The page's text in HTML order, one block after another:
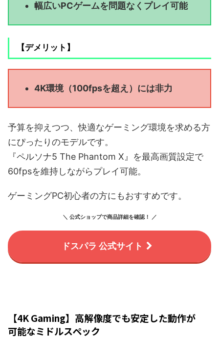
幅広いPCゲームを問題なくプレイ可能
【デメリット】
4K環境（100fpsを超え）には非力
予算を抑えつつ、快適なゲーミング環境を求める方
にぴったりのモデルです。
『ペルソナ5 The Phantom X』を最高画質設定で
60fpsを維持しながらプレイ可能。
ゲーミングPC初心者の方にもおすすめです。
＼ 公式ショップで商品詳細を確認！ ／
ドスパラ 公式サイト
【4K Gaming】高解像度でも安定した動作が
可能なミドルスペック